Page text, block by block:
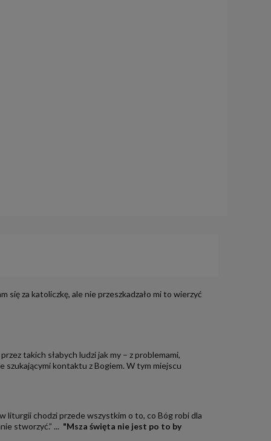
się za katoliczkę, ale nie przeszkadzało mi to wierzyć
takich słabych ludzi jak my – z problemami,
szukającymi kontaktu z Bogiem. W tym miejscu
liturgii chodzi przede wszystkim o to, co Bóg robi dla
stworzyć.” ... "Msza święta nie jest po to by